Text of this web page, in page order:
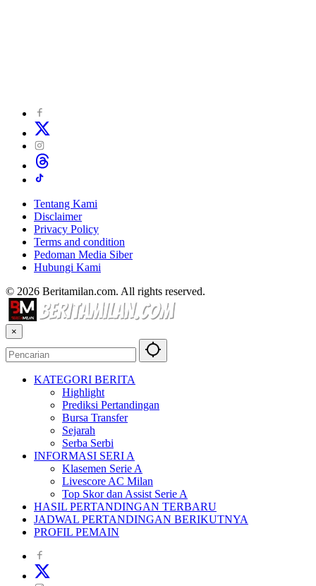
Tentang Kami
Disclaimer
Privacy Policy
Terms and condition
Pedoman Media Siber
Hubungi Kami
© 2026 Beritamilan.com. All rights reserved.
×
KATEGORI BERITA
Highlight
Prediksi Pertandingan
Bursa Transfer
Sejarah
Serba Serbi
INFORMASI SERI A
Klasemen Serie A
Livescore AC Milan
Top Skor dan Assist Serie A
HASIL PERTANDINGAN TERBARU
JADWAL PERTANDINGAN BERIKUTNYA
PROFIL PEMAIN